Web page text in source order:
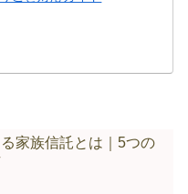
家族信託とは｜5つの